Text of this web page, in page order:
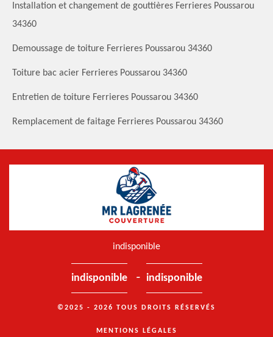
Installation et changement de gouttières Ferrieres Poussarou
34360
Demoussage de toiture Ferrieres Poussarou 34360
Toiture bac acier Ferrieres Poussarou 34360
Entretien de toiture Ferrieres Poussarou 34360
Remplacement de faitage Ferrieres Poussarou 34360
indisponible
indisponible - indisponible
©2025 - 2026 TOUS DROITS RÉSERVÉS
MENTIONS LÉGALES